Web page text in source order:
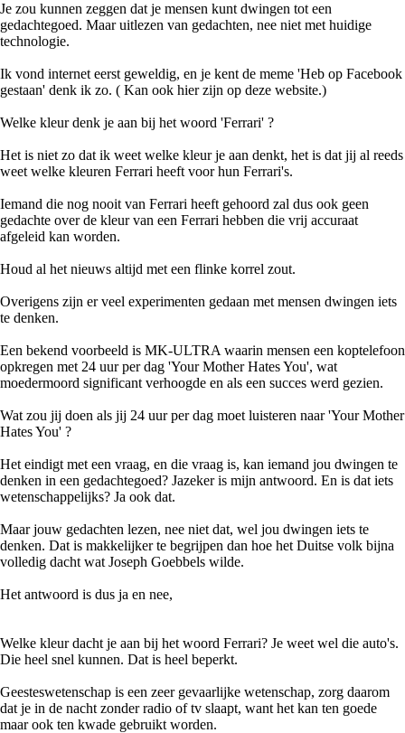
Je zou kunnen zeggen dat je mensen kunt dwingen tot een
gedachtegoed. Maar uitlezen van gedachten, nee niet met huidige
technologie.
Ik vond internet eerst geweldig, en je kent de meme 'Heb op Facebook
gestaan' denk ik zo. ( Kan ook hier zijn op deze website.)
Welke kleur denk je aan bij het woord 'Ferrari' ?
Het is niet zo dat ik weet welke kleur je aan denkt, het is dat jij al reeds
weet welke kleuren Ferrari heeft voor hun Ferrari's.
Iemand die nog nooit van Ferrari heeft gehoord zal dus ook geen
gedachte over de kleur van een Ferrari hebben die vrij accuraat
afgeleid kan worden.
Houd al het nieuws altijd met een flinke korrel zout.
Overigens zijn er veel experimenten gedaan met mensen dwingen iets
te denken.
Een bekend voorbeeld is MK-ULTRA waarin mensen een koptelefoon
opkregen met 24 uur per dag 'Your Mother Hates You', wat
moedermoord significant verhoogde en als een succes werd gezien.
Wat zou jij doen als jij 24 uur per dag moet luisteren naar 'Your Mother
Hates You' ?
Het eindigt met een vraag, en die vraag is, kan iemand jou dwingen te
denken in een gedachtegoed? Jazeker is mijn antwoord. En is dat iets
wetenschappelijks? Ja ook dat.
Maar jouw gedachten lezen, nee niet dat, wel jou dwingen iets te
denken. Dat is makkelijker te begrijpen dan hoe het Duitse volk bijna
volledig dacht wat Joseph Goebbels wilde.
Het antwoord is dus ja en nee,
Welke kleur dacht je aan bij het woord Ferrari? Je weet wel die auto's.
Die heel snel kunnen. Dat is heel beperkt.
Geesteswetenschap is een zeer gevaarlijke wetenschap, zorg daarom
dat je in de nacht zonder radio of tv slaapt, want het kan ten goede
maar ook ten kwade gebruikt worden.